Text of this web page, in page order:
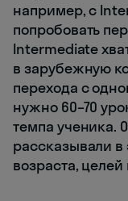
например, с
попробовать
Intermediate
в зарубежную
перехода с
нужно 60–70
темпа ученика.
рассказывали в
возраста,